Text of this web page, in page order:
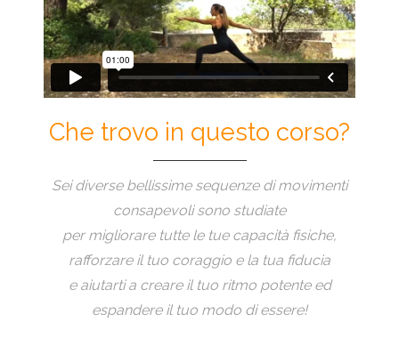
Che trovo in questo corso?
Sei diverse bellissime sequenze di movimenti
consapevoli sono studiate
per migliorare tutte le tue capacità fisiche,
rafforzare il tuo coraggio e la tua fiducia
e aiutarti a creare il tuo ritmo potente ed
espandere il tuo modo di essere!